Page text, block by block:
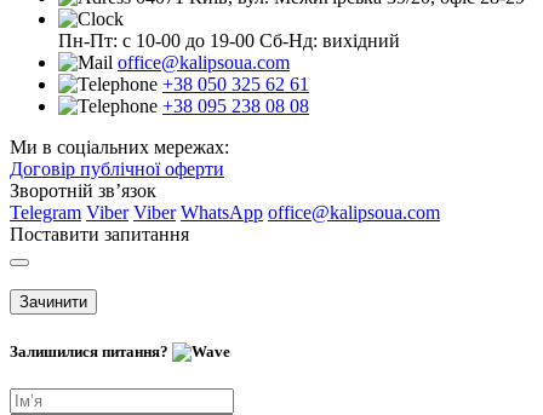
Пн-Пт: с 10-00 до 19-00 Сб-Нд: вихідний
office@kalipsoua.com
+38 050 325 62 61
+38 095 238 08 08
Ми в соціальних мережах:
Договір публічної оферти
Зворотній зв’язок
Telegram Viber Viber WhatsApp office@kalipsoua.com
Поставити запитання
Зачинити
Залишилися питання?